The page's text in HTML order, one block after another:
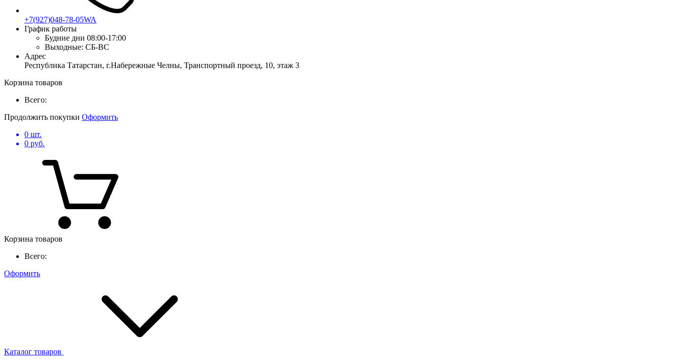
+7(927)048-78-05WA
График работы
Будние дни 08:00-17:00
Выходные: СБ-ВС
Адрес
Республика Татарстан, г.Набережные Челны, Транспортный проезд, 10, этаж 3
Корзина товаров
Всего:
Продолжить покупки Оформить
0 шт.
0 руб.
Корзина товаров
Всего:
Оформить
Каталог товаров